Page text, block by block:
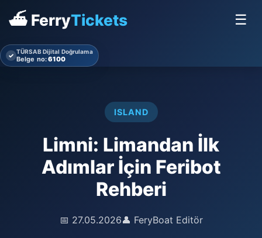
⛴ FerryTickets ☰
✓ TÜRSAB Dijital Doğrulama
Belge no:6100
ISLAND
Limni: Limandan İlk
Adımlar İçin Feribot
Rehberi
📅 27.05.2026👤 FeryBoat Editör